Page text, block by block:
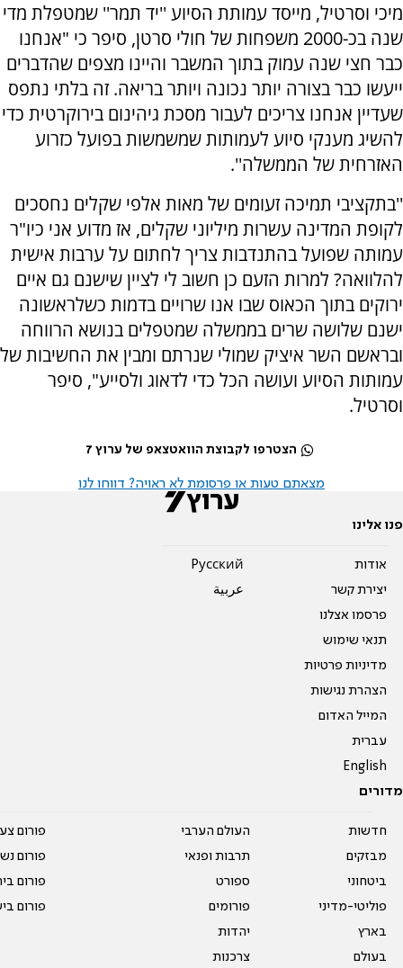
מיכי וסרטיל, מייסד עמותת הסיוע ''יד תמר'' שמטפלת מדי
שנה בכ-2000 משפחות של חולי סרטן, סיפר כי "אנחנו
כבר חצי שנה עמוק בתוך המשבר והיינו מצפים שהדברים
ייעשו כבר בצורה יותר נכונה ויותר בריאה. זה בלתי נתפס
שעדיין אנחנו צריכים לעבור מסכת גיהינום בירוקרטית כדי
להשיג מענקי סיוע לעמותות שמשמשות בפועל כזרוע
האזרחית של הממשלה''.
''בתקציבי תמיכה זעומים של מאות אלפי שקלים נחסכים
לקופת המדינה עשרות מיליוני שקלים, אז מדוע אני כיו"ר
עמותה שפועל בהתנדבות צריך לחתום על ערבות אישית
להלוואה? למרות הזעם כן חשוב לי לציין שישנם גם איים
ירוקים בתוך הכאוס שבו אנו שרויים בדמות כשלראשונה
ישנם שלושה שרים בממשלה שמטפלים בנושא הרווחה
ובראשם השר איציק שמולי שנרתם ומבין את החשיבות של
עמותות הסיוע ועושה הכל כדי לדאוג ולסייע", סיפר
וסרטיל.
הצטרפו לקבוצת הוואטצאפ של ערוץ 7
מצאתם טעות או פרסומת לא ראויה? דווחו לנו
פנו אלינו
אודות
יצירת קשר
פרסמו אצלנו
תנאי שימוש
מדיניות פרטיות
הצהרת נגישות
המייל האדום
עברית
English
Pусский
عربية
מדורים
חדשות
מבזקים
ביטחוני
פוליטי-מדיני
בארץ
בעולם
העולם הערבי
תרבות ופנאי
ספורט
פורומים
יהדות
צרכנות
פורום
פורום
פורום
פורום